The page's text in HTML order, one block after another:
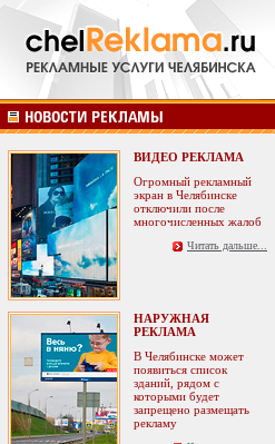
ВИДЕО РЕКЛАМА
Огромный рекламный
экран в Челябинске
отключили после
многочисленных жалоб
Читать дальше...
НАРУЖНАЯ
РЕКЛАМА
В Челябинске может
появиться список
зданий, рядом с
которыми будет
запрещено размещать
рекламу